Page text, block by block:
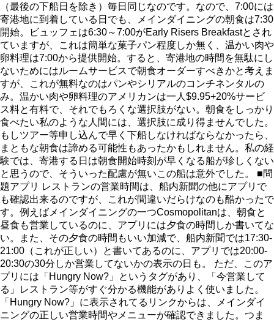
（最後の下船日を除き）毎日同じなのです。なので、7:00には
寄港地に到着している日でも、メインダイニングの朝食は7:30
開始。ビュッフェは6:30～7:00がEarly Risers Breakfastとされ
ていますが、これは簡単な菓子パン程度しか無く、温かい肉や
卵料理は7:00から提供開始。すると、寄港地の時間を無駄にし
ないためにはルームサービスで朝食オーダーすべきかと考えま
すが、これが無料なのはパンやシリアルのコンチネンタルの
み。温かい肉や卵料理のアメリカンは一人$9.95+20%サービ
ス料と有料で、それでもろくな選択肢がない。朝食をしっかり
食べたい私のような人間には、選択肢に成り得ませんでした。
もしツアー等申し込んで早く下船しなければならなかったら、
まともな朝食は諦める可能性もあったかもしれません。私の経
験では、寄港する日は朝食開始時刻が早くなる船が珍しくない
と思うので、そういった配慮が無いこの船は意外でした。 ■問
題アプリ レストランの営業時間は、船内新聞の他にアプリで
も確認出来るのですが、これが間違いだらけなのも酷かったで
す。例えばメインダイニングの一つCosmopolitanは、朝食と
昼食も営業しているのに、アプリには夕食の時間しか書いてな
い。また、その夕食の時間もいい加減で、船内新聞では17:30-
21:00（これが正しい）と書いてあるのに、アプリでは20:00-
20:30の30分しか営業してないかの表示の日も。 ただ、このア
プリには「Hungry Now?」というタグがあり、「今営業して
る」レストラン等がすぐ分かる機能がありよく使いました。
「Hungry Now?」に表示されてるリンクからは、メインダイ
ニングの正しい営業時間やメニューが確認できました。つま